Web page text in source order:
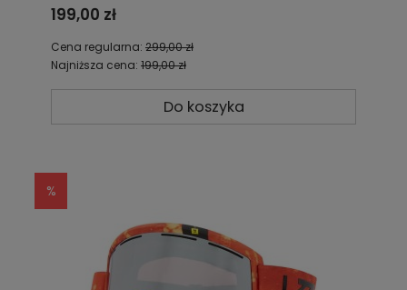
199,00 zł
Cena regularna: 299,00 zł
Najniższa cena: 199,00 zł
Do koszyka